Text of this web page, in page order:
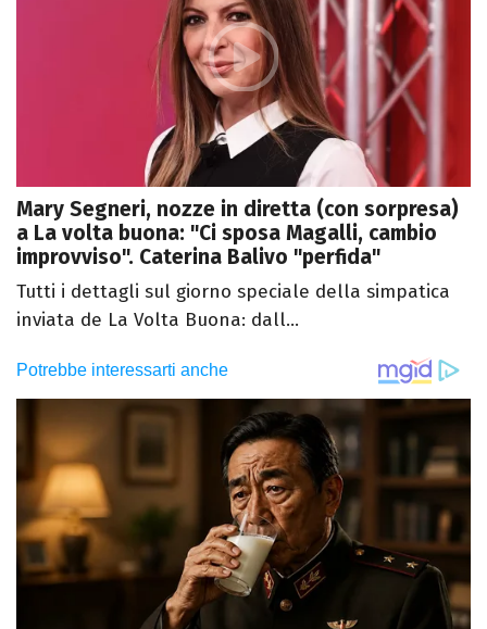
Mary Segneri, nozze in diretta (con sorpresa)
a La volta buona: "Ci sposa Magalli, cambio
improvviso". Caterina Balivo "perfida"
Tutti i dettagli sul giorno speciale della simpatica
inviata de La Volta Buona: dall...